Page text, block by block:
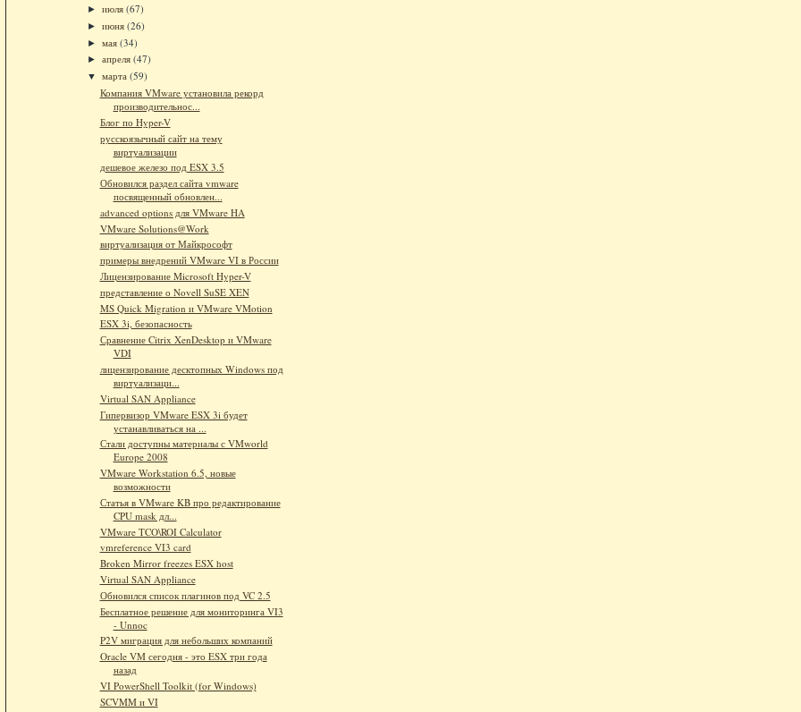
► июля (67)
► июня (26)
► мая (34)
► апреля (47)
▼ марта (59)
Компания VMware установила рекорд
производительнос...
Блог по Hyper-V
русскоязычный сайт на тему
виртуализации
дешевое железо под ESX 3.5
Обновился раздел сайта vmware
посвященный обновлен...
advanced options для VMware HA
VMware Solutions@Work
виртуализация от Майкрософт
примеры внедрений VMware VI в России
Лицензирование Microsoft Hyper-V
представление о Novell SuSE XEN
MS Quick Migration и VMware VMotion
ESX 3i, безопасность
Сравнение Citrix XenDesktop и VMware
VDI
лицензирование десктопных Windows под
виртуализаци...
Virtual SAN Appliance
Гипервизор VMware ESX 3i будет
устанавливаться на ...
Стали доступны материалы с VMworld
Europe 2008
VMware Workstation 6.5, новые
возможности
Статья в VMware KB про редактирование
CPU mask дл...
VMware TCO\ROI Calculator
vmreference VI3 card
Broken Mirror freezes ESX host
Virtual SAN Appliance
Обновился список плагинов под VC 2.5
Бесплатное решение для мониторинга VI3
- Unnoc
P2V миграция для небольших компаний
Oracle VM сегодня - это ESX три года
назад
VI PowerShell Toolkit (for Windows)
SCVMM и VI